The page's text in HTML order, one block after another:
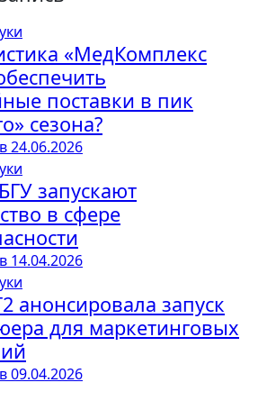
«МедКомплекс
поставки в пик
сезона?
24.06.2026
запускают
в сфере
14.04.2026
анонсировала запуск
для маркетинговых
09.04.2026